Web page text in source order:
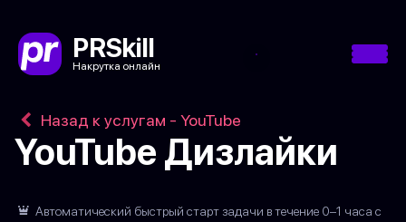
PRSkill
Накрутка онлайн
Назад к услугам - YouTube
YouTube Дизлайки
Автоматический быстрый старт задачи в течение 0–1 часа с